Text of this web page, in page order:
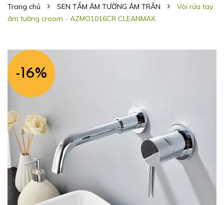
Trang chủ SEN TẮM ÂM TƯỜNG ÂM TRẦN
Vòi rửa tay
âm tường croom - AZMO1016CR CLEANMAX
-16%